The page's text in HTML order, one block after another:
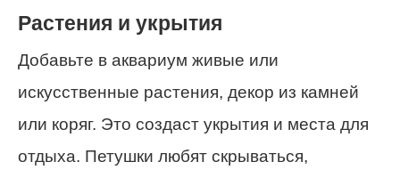
Растения и укрытия
Добавьте в аквариум живые или
искусственные растения, декор из камней
или коряг. Это создаст укрытия и места для
отдыха. Петушки любят скрываться,